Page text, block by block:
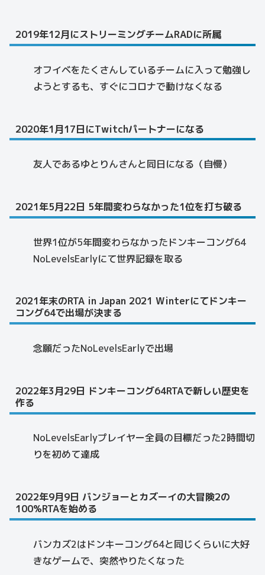
2019年12月にストリーミングチームRADに所属
オフイベをたくさんしているチームに入って勉強し
ようとするも、すぐにコロナで動けなくなる
2020年1月17日にTwitchパートナーになる
友人であるゆとりんさんと同日になる（自慢）
2021年5月22日 5年間変わらなかった1位を打ち破る
世界1位が5年間変わらなかったドンキーコング64
NoLevelsEarlyにて世界記録を取る
2021年末のRTA in Japan 2021 Winterにてドンキー
コング64で出場が決まる
念願だったNoLevelsEarlyで出場
2022年3月29日 ドンキーコング64RTAで新しい歴史を
作る
NoLevelsEarlyプレイヤー全員の目標だった2時間切
りを初めて達成
2022年9月9日 バンジョーとカズーイの大冒険2の
100%RTAを始める
バンカズ2はドンキーコング64と同じくらいに大好
きなゲームで、突然やりたくなった